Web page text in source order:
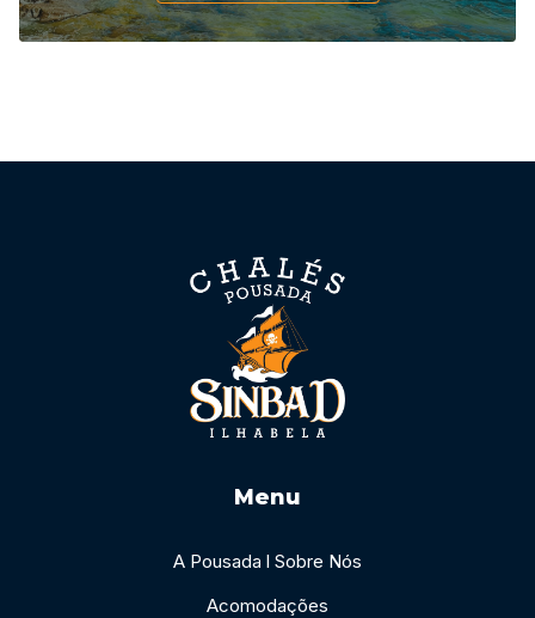
Menu
A Pousada l Sobre Nós
Acomodações